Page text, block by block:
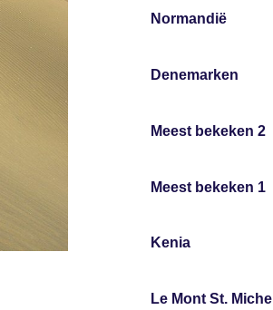
Normandië
Denemarken
Meest bekeken 2
Meest bekeken 1
Kenia
Le Mont St. Michel